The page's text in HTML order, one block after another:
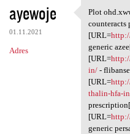
ayewoje
01.11.2021
Adres
Plot
Plot
counteracts
[URL=
generic
[URL=
in/-
[URL=
thalin-hfa-
[URL=
generic